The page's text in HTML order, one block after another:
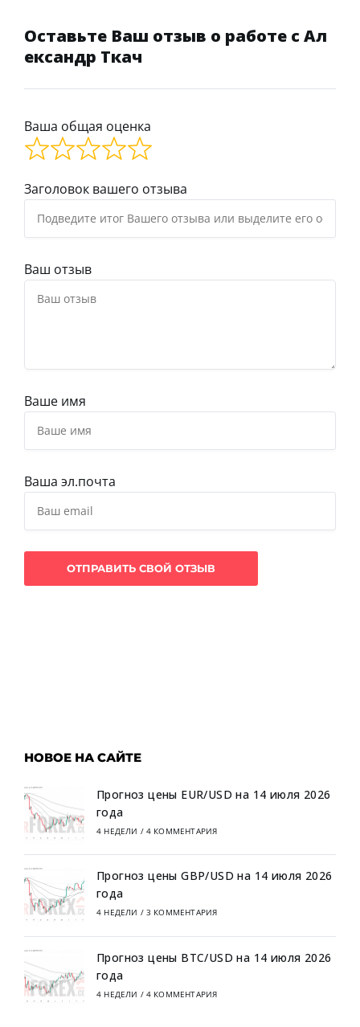
Оставьте Ваш отзыв о работе с Ал
ександр Ткач
Ваша общая оценка
Заголовок вашего отзыва
Ваш отзыв
Ваше имя
Ваша эл.почта
НОВОЕ НА САЙТЕ
Прогноз цены EUR/USD на 14 июля 2026
года
4 НЕДЕЛИ / 4 КОММЕНТАРИЯ
Прогноз цены GBP/USD на 14 июля 2026
года
4 НЕДЕЛИ / 3 КОММЕНТАРИЯ
Прогноз цены BTC/USD на 14 июля 2026
года
4 НЕДЕЛИ / 4 КОММЕНТАРИЯ